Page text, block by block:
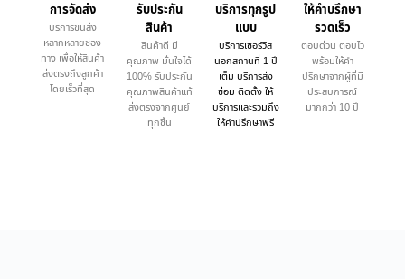
การจัดส่ง
บริการขนส่ง
หลากหลายช่อง
ทาง เพื่อให้สินค้า
ส่งตรงถึงลูกค้า
โดยเร็วที่สุด
รับประกัน
สินค้า
สินค้าดี มี
คุณภาพ มั่นใจได้
100% รับประกัน
คุณภาพสินค้าแท้
ส่งตรงจากศูนย์
ทุกชิ้น
บริการทุกรูป
แบบ
บริการเซอร์วิส
นอกสถานที่ 1 ปี
เต็ม บริการส่ง
ซ่อม ติดตั้ง ให้
บริการและรวมถึง
ให้คำปรึกษาฟรี
ให้คำบรึกษา
รวดเร็ว
ตอบด่วน ตอบไว
พร้อมให้คำ
ปรึกษาจากผู้ที่มี
ประสบการณ์
มากกว่า 10 ปี